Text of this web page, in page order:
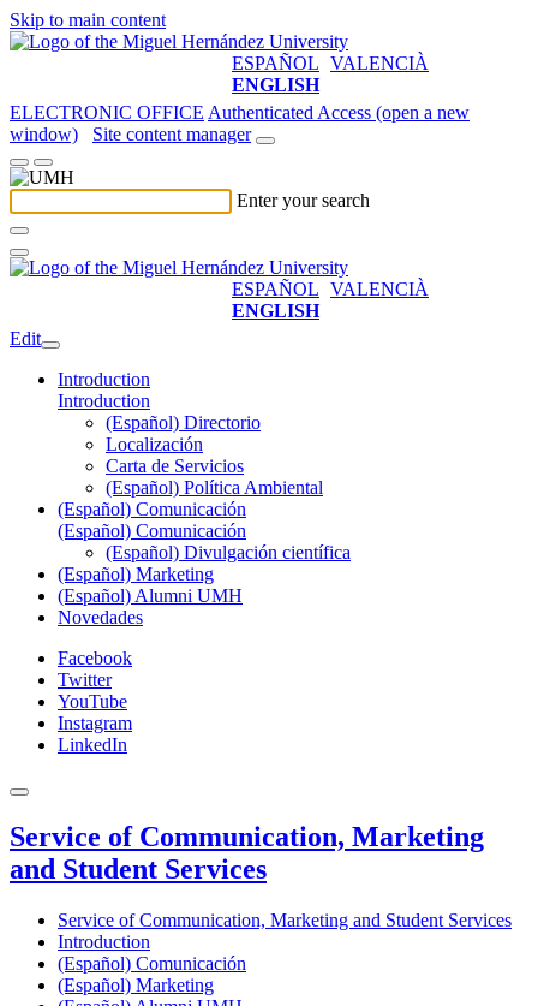
Skip to main content
ESPAÑOL VALENCIÀ
ENGLISH
ELECTRONIC OFFICE Authenticated Access (open a new
window)
Site content manager
Enter your search
ESPAÑOL VALENCIÀ
ENGLISH
Edit
Introduction
Introduction
(Español) Directorio
Localización
Carta de Servicios
(Español) Política Ambiental
(Español) Comunicación
(Español) Comunicación
(Español) Divulgación científica
(Español) Marketing
(Español) Alumni UMH
Novedades
Facebook
Twitter
YouTube
Instagram
LinkedIn
Service of Communication, Marketing
and Student Services
Service of Communication, Marketing and Student Services
Introduction
(Español) Comunicación
(Español) Marketing